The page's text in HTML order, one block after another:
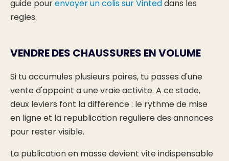
guide pourenvoyer un colis sur Vinteddans les
regles.
VENDRE DES CHAUSSURES EN VOLUME
Si tu accumules plusieurs paires, tu passes d'une
vente d'appoint a une vraie activite. A ce stade,
deux leviers font la difference : le rythme de mise
en ligne et la republication reguliere des annonces
pour rester visible.
La publication en masse devient vite indispensable